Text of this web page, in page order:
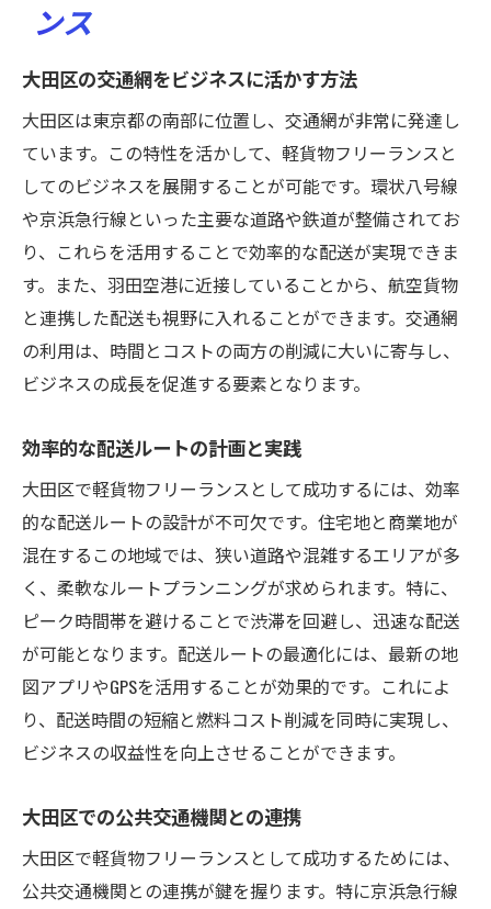
ンス
大田区の交通網をビジネスに活かす方法
大田区は東京都の南部に位置し、交通網が非常に発達し
ています。この特性を活かして、軽貨物フリーランスと
してのビジネスを展開することが可能です。環状八号線
や京浜急行線といった主要な道路や鉄道が整備されてお
り、これらを活用することで効率的な配送が実現できま
す。また、羽田空港に近接していることから、航空貨物
と連携した配送も視野に入れることができます。交通網
の利用は、時間とコストの両方の削減に大いに寄与し、
ビジネスの成長を促進する要素となります。
効率的な配送ルートの計画と実践
大田区で軽貨物フリーランスとして成功するには、効率
的な配送ルートの設計が不可欠です。住宅地と商業地が
混在するこの地域では、狭い道路や混雑するエリアが多
く、柔軟なルートプランニングが求められます。特に、
ピーク時間帯を避けることで渋滞を回避し、迅速な配送
が可能となります。配送ルートの最適化には、最新の地
図アプリやGPSを活用することが効果的です。これによ
り、配送時間の短縮と燃料コスト削減を同時に実現し、
ビジネスの収益性を向上させることができます。
大田区での公共交通機関との連携
大田区で軽貨物フリーランスとして成功するためには、
公共交通機関との連携が鍵を握ります。特に京浜急行線